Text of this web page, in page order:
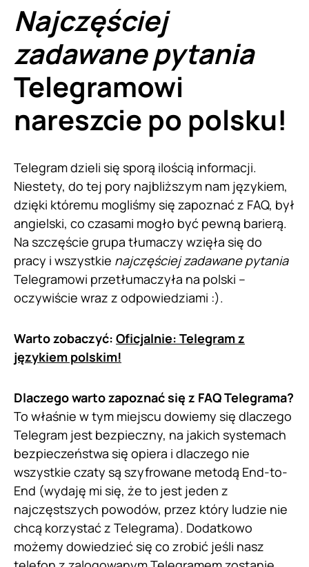
Najczęściej
zadawane pytania
Telegramowi
nareszcie po polsku!
Telegram dzieli się sporą ilością informacji.
Niestety, do tej pory najbliższym nam językiem,
dzięki któremu mogliśmy się zapoznać z FAQ, był
angielski, co czasami mogło być pewną barierą.
Na szczęście grupa tłumaczy wzięła się do
pracy i wszystkie najczęściej zadawane pytania
Telegramowi przetłumaczyła na polski –
oczywiście wraz z odpowiedziami :).
Warto zobaczyć: Oficjalnie: Telegram z
językiem polskim!
Dlaczego warto zapoznać się z FAQ Telegrama?
To właśnie w tym miejscu dowiemy się dlaczego
Telegram jest bezpieczny, na jakich systemach
bezpieczeństwa się opiera i dlaczego nie
wszystkie czaty są szyfrowane metodą End-to-
End (wydaję mi się, że to jest jeden z
najczęstszych powodów, przez który ludzie nie
chcą korzystać z Telegrama). Dodatkowo
możemy dowiedzieć się co zrobić jeśli nasz